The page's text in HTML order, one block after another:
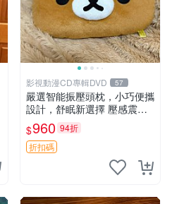
影視動漫CD專輯DVD 57
嚴選智能振壓頭枕，小巧便攜
設計，舒眠新選擇 壓感震動
頭枕 確切尺寸 小巧便攜
$960 94折
折扣碼